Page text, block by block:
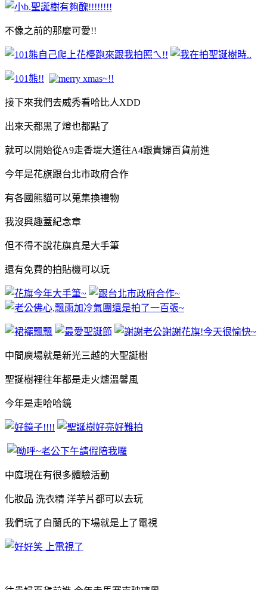
不像之前的那麼可愛!!
接下來我們去威秀看哈比人XDD
出來天都黑了燈也都點了
就可以開始從A9走香堤大道往A4跟貴婦百貨前進
今年是花旗跟台北市政府合作
有各國熊貓可以蒐集換禮物
我沒興趣蓋紀念章
但不得不說花旗真是大手筆
還有免費的拍貼機可以玩
中間廣場就是新光三越的大聖誕樹
聖誕樹裡往年都是走火爐溫馨風
今年是走哈哈鏡
中庭現在有很多體驗活動
化妝品 洗衣精 洋芋片都可以去玩
我們玩了白蘭氏的下場就是上了電視